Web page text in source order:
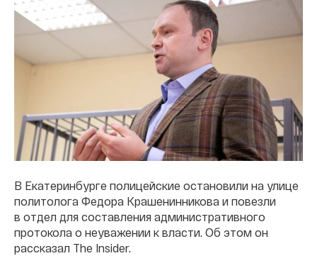
В Екатеринбурге полицейские остановили на улице
политолога Федора Крашенинникова и повезли
в отдел для составления административного
протокола о неуважении к власти. Об этом он
рассказал The Insider.